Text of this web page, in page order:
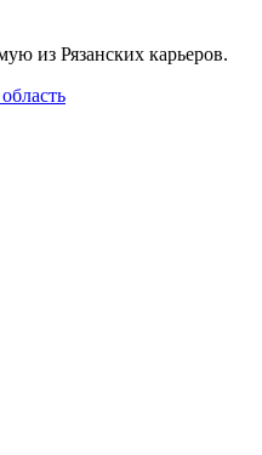
из Рязанских карьеров.